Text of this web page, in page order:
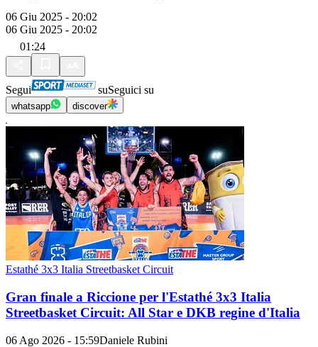
06 Giu 2025 - 20:02
06 Giu 2025 - 20:02
01:24
Segui suSeguici su
whatsapp discover
Estathé 3x3 Italia Streetbasket Circuit
Gran finale a Riccione per l'Estathé 3x3 Italia
Streetbasket Circuit: All Star e DKB regine d'Italia
06 Ago 2026 - 15:59Daniele Rubini